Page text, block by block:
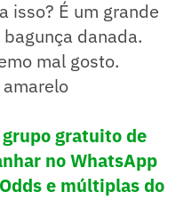
isso? É um grande
danada.
mal gosto.
gratuito de
no WhatsApp
e múltiplas do